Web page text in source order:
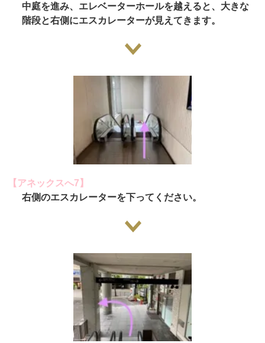
中庭を進み、エレベーターホールを越えると、大きな
階段と右側にエスカレーターが見えてきます。
【アネックスへ7】
右側のエスカレーターを下ってください。